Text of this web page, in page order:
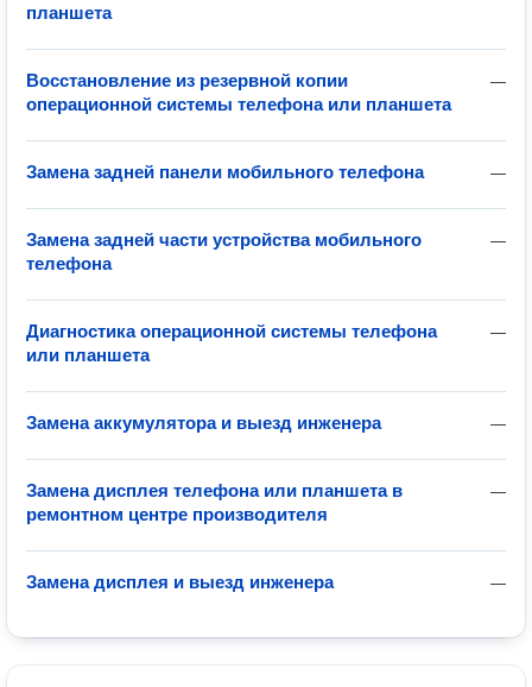
планшета
—
Восстановление из резервной копии
операционной системы телефона или планшета
—
Замена задней панели мобильного телефона
—
Замена задней части устройства мобильного
телефона
—
Диагностика операционной системы телефона
или планшета
—
Замена аккумулятора и выезд инженера
—
Замена дисплея телефона или планшета в
ремонтном центре производителя
—
Замена дисплея и выезд инженера